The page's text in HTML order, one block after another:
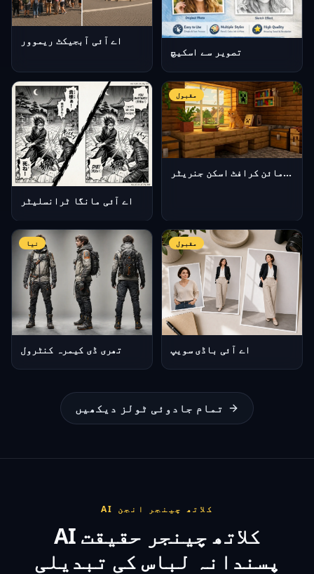
اے آئی آبجیکٹ ریموور
تصویر سے اسکیچ
اے آئی مانگا ٹرانسلیٹر
مقبول
اے آئی مائن کرافٹ اسکن جنریٹر
نیا
تھری ڈی کیمرہ کنٹرول
مقبول
اے آئی باڈی سویپ
تمام جادوئی ٹولز دیکھیں
AI کلاتھ چینجر انجن
AI کلاتھ چینجر حقیقت
پسندانہ لباس کی تبدیلی